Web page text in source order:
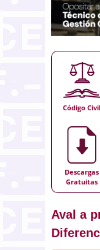
Código Civil
Descargas
Gratuitas
Aval a